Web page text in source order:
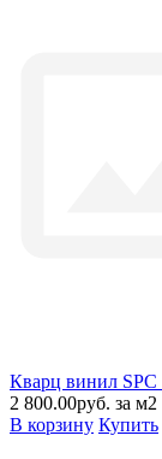
Кварц винил SPC
2 800.00руб. за м2
В корзину Купить